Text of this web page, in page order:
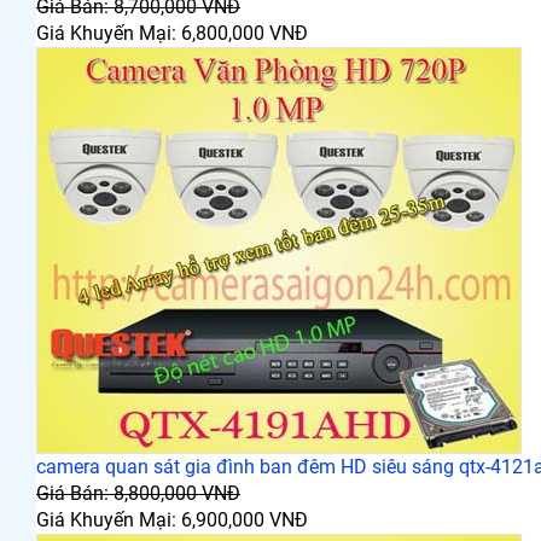
Giá Bán: 8,700,000 VNĐ
Giá Khuyến Mại: 6,800,000 VNĐ
camera quan sát gia đình ban đêm HD siêu sáng qtx-
Giá Bán: 8,800,000 VNĐ
Giá Khuyến Mại: 6,900,000 VNĐ